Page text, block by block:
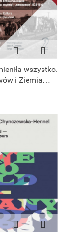
wszystko.
i Ziemia
i
1939-1945.